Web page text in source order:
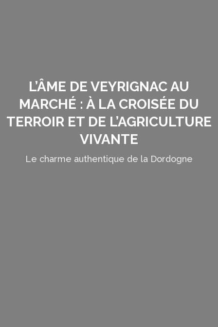
L’ÂME DE VEYRIGNAC AU
MARCHÉ : À LA CROISÉE DU
TERROIR ET DE L’AGRICULTURE
VIVANTE
Le charme authentique de la Dordogne